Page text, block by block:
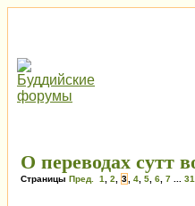
О переводах сутт
Страницы Пред. 1 2 3 4 5 6 7 31